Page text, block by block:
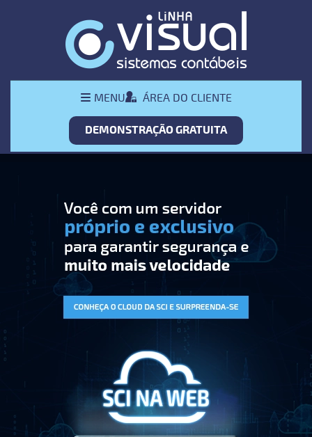
MENU ÁREA DO CLIENTE
DEMONSTRAÇÃO GRATUITA